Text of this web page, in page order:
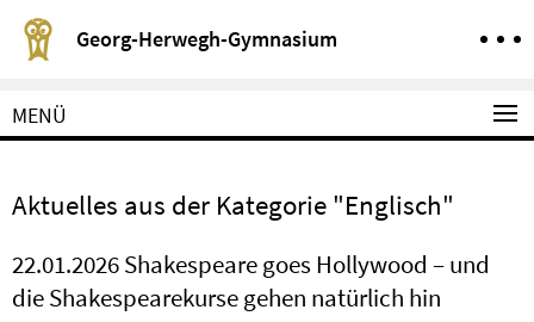
Springe direkt zu Inhalt
Georg-Herwegh-Gymnasium
Service-Navigation
MENÜ
Aktuelles aus der Kategorie "Englisch"
22.01.2026 Shakespeare goes Hollywood – und
die Shakespearekurse gehen natürlich hin